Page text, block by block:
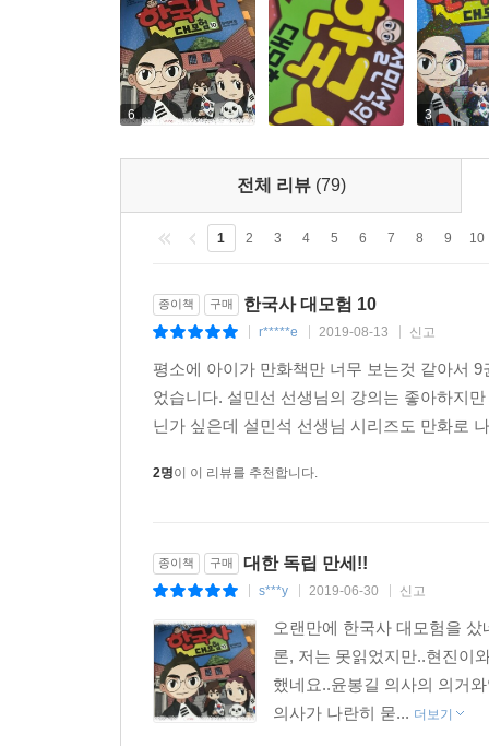
6 3
전체 리뷰 (79)
1 2 3 4 5 6 7 8 9 10
종이책 구매 한국사 대모험 10
r*****e 2019-08-13 신고
평소에 아이가 만화책만 너무 보는것 같아서
었습니다. 설민선 선생님의 강의는 좋아하지
닌가 싶은데 설민석 선생님 시리즈도 만화로
2명이 이 리뷰를 추천합니다.
종이책 구매 대한 독립 만세!!
s***y 2019-06-30 신고
오랜만에 한국사 대모험을
론, 저는 못읽었지만..현진이
했네요..윤봉길 의사의 의거
의사가 나란히 묻... 더보기